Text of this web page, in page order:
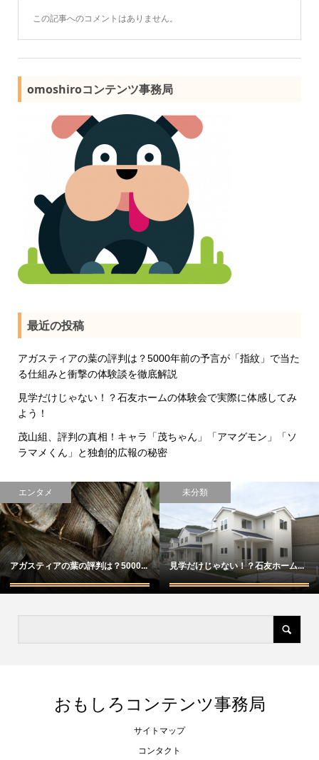
この記事へのコメントはありません。
omoshiroコンテンツ事務局
最近の投稿
アガスティアの葉の評判は？5000年前の予言が「指紋」で当た
る仕組みと衝撃の体験談を徹底解説
見学だけじゃない！？石友ホームの体験会で実際に体感してみ
よう！
茂山組、評判の真相！キャラ「茂ちゃん」「アマグモン」「ソ
ラマメくん」と独創的広報の秘密
エンタメ
アガスティアの葉の評判は？5000...
未分類
見学だけじゃない！？石友ホーム...
おもしろコンテンツ事務局
サイトマップ
コンタクト